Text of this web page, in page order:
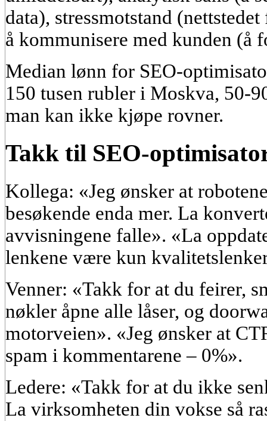
data), stressmotstand
å kommunisere med kunden (å
Median lønn for SEO-
150 tusen rubler i Moskva, 50-
man kan ikke kjøpe rovner.
Takk til SEO-
Kollega: «Jeg ønsker at
besøkende enda mer. La
avvisningene falle». «La
lenkene være kun
Venner: «Takk for at du feirer,
nøkler åpne alle låser, og
motorveien». «Jeg ønsker at
spam i kommentarene – 0%».
Ledere: «Takk for at du ikke
La virksomheten din vokse så